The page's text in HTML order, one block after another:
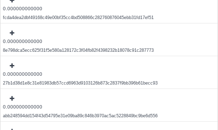
0.000000000000
fcda4dea2dbf49168c49e00bf35cc4bd508866c282760876045ebb31fd17ef51
0.000000000000
8e798dca5ecc625f31f5e580a128172c3f04fb82f4398232b18078c91c287773
0.000000000000
27b1d38d1e8c31e81983db57ccd6963d9103126b873c2837f9bb396b61becc93
0.000000000000
abb248594dd154f43d54795e31e09ba89c846b3970ac5ac5228849bc9be6d556